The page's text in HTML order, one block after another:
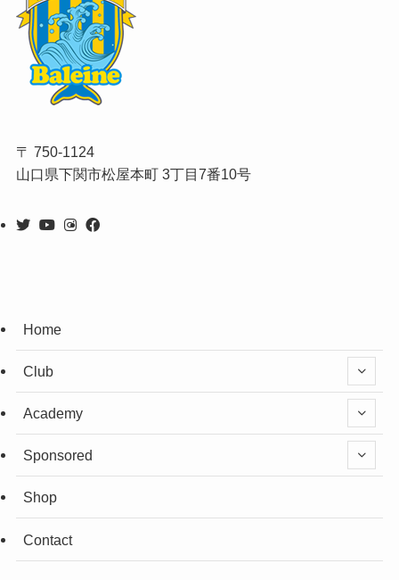
〒 750-1124
山口県下関市松屋本町 3丁目7番10号
Home
Club
Academy
Sponsored
Shop
Contact